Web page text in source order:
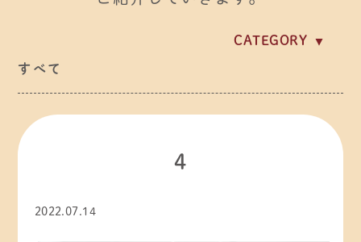
CATEGORY
イベント・行事
その他
すべて
4
2022.07.14